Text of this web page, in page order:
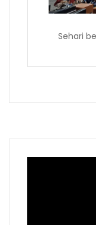
Sehari